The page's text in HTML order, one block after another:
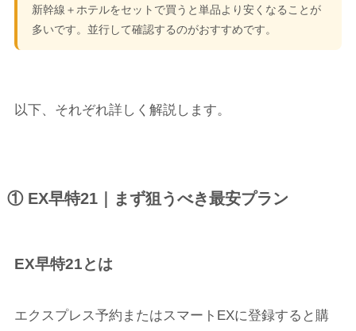
新幹線＋ホテルをセットで買うと単品より安くなることが
多いです。並行して確認するのがおすすめです。
以下、それぞれ詳しく解説します。
① EX早特21｜まず狙うべき最安プラン
EX早特21とは
エクスプレス予約またはスマートEXに登録すると購